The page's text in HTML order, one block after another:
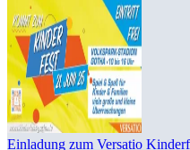
Einladung zum Versatio